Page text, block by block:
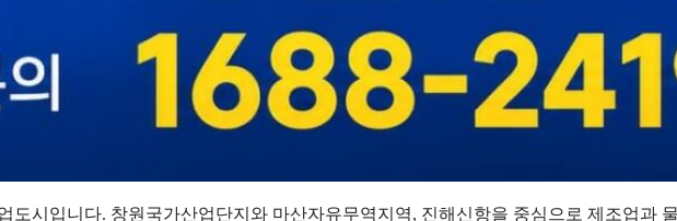
도시입니다. 창원국가산업단지와 마산자유무역지역, 진해신항을 중심으로 제조업과